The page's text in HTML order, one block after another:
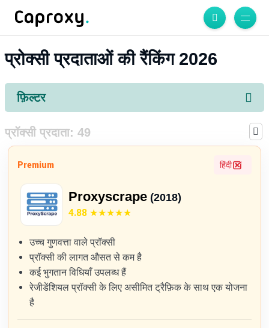
प्रोक्सी प्रदाताओं की रैंकिंग 2026
फ़िल्टर
प्रॉक्सी प्रदाता: 49
Premium हिंदी
Proxyscrape (2018)
4.88
उच्च गुणवत्ता वाले प्रॉक्सी
प्रॉक्सी की लागत औसत से कम है
कई भुगतान विधियाँ उपलब्ध हैं
रेजीडेंशियल प्रॉक्सी के लिए असीमित ट्रैफ़िक के साथ एक योजना
है